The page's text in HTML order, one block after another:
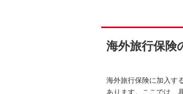
海外旅行保険
海外旅行保険に加入す
あります。ここでは、